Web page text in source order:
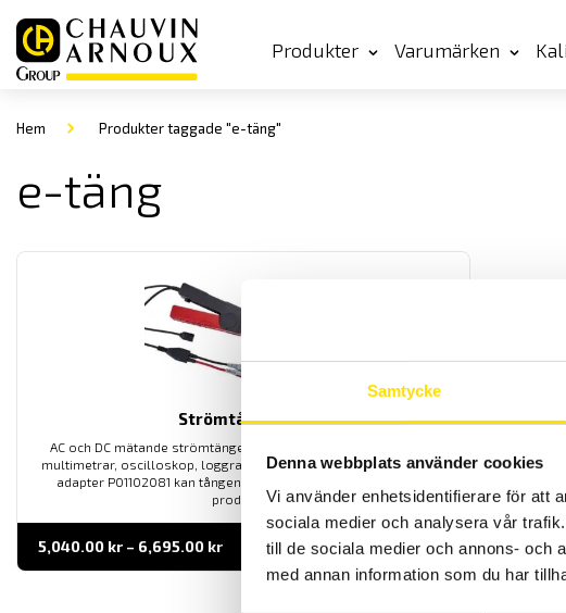
Samtycke
Denna webbplats använder cookies
Vi använder enhetsidentifierare för att
sociala medier och analysera vår
till de sociala medier och annons- och
med annan information som du har
Produkter Varumärken
Hem Produkter taggade "e-täng"
e-täng
Strömtång typ E
AC och DC mätande strömtänger som används till alla typer av
multimetrar, oscilloskop, loggrar eller skrivare. Med E27 och BNC
adapter P01102081 kan tången anslutas till Qualistar och PEL
produkter.
5,040.00 kr – 6,695.00 krPrisintervall:
5,040.00 kr
till
LÄS MER